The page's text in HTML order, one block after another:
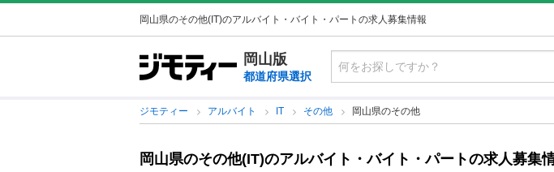
岡山県のその他(IT)のアルバイト・バイト・パートの求人募集情報
岡山版
都道府県選択
ジモティー アルバイト IT その他 岡山県のその他
岡山県のその他(IT)のアルバイト・バイト・パートの求人募集